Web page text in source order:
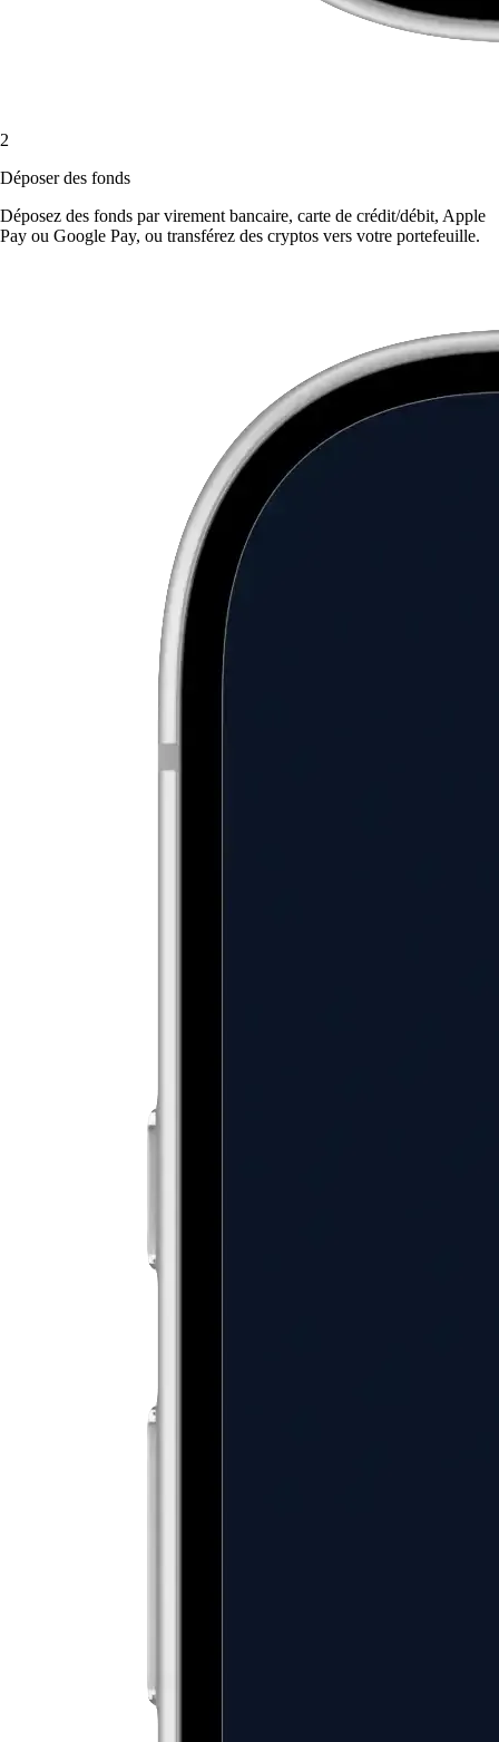
2
Déposer des fonds
Déposez des fonds par virement bancaire, carte de crédit/débit, Apple
Pay ou Google Pay, ou transférez des cryptos vers votre portefeuille.